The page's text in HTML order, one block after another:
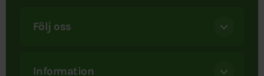
Följ oss
Information